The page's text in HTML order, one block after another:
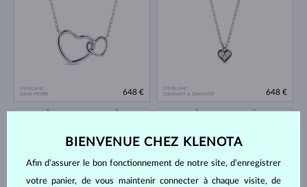
OR BLANC
SANS PIERRE
648 €
OR BLANC
DIAMANT & DIAMANT
648 €
BIENVENUE CHEZ KLENOTA
Afin d’assurer le bon fonctionnement de notre site, d’enregistrer
votre panier, de vous maintenir connecter à chaque visite, de